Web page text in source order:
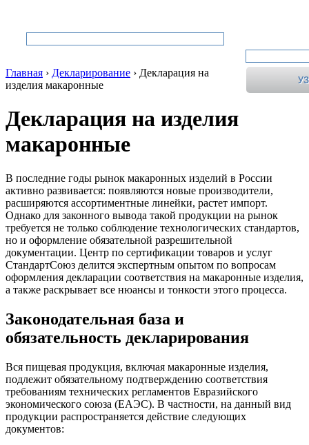
Главная › Декларирование › Декларация на
изделия макаронные
Декларация на изделия
макаронные
В последние годы рынок макаронных изделий в России
активно развивается: появляются новые производители,
расширяются ассортиментные линейки, растет импорт.
Однако для законного вывода такой продукции на рынок
требуется не только соблюдение технологических стандартов,
но и оформление обязательной разрешительной
документации. Центр по сертификации товаров и услуг
СтандартСоюз делится экспертным опытом по вопросам
оформления декларации соответствия на макаронные изделия,
а также раскрывает все нюансы и тонкости этого процесса.
Законодательная база и
обязательность декларирования
Вся пищевая продукция, включая макаронные изделия,
подлежит обязательному подтверждению соответствия
требованиям технических регламентов Евразийского
экономического союза (ЕАЭС). В частности, на данный вид
продукции распространяется действие следующих
документов: